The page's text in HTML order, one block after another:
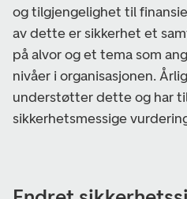
og tilgjengelighet til
av dette er sikkerhet et
på alvor og et tema som
nivåer i organisasjonen.
understøtter dette og har
sikkerhetsmessige